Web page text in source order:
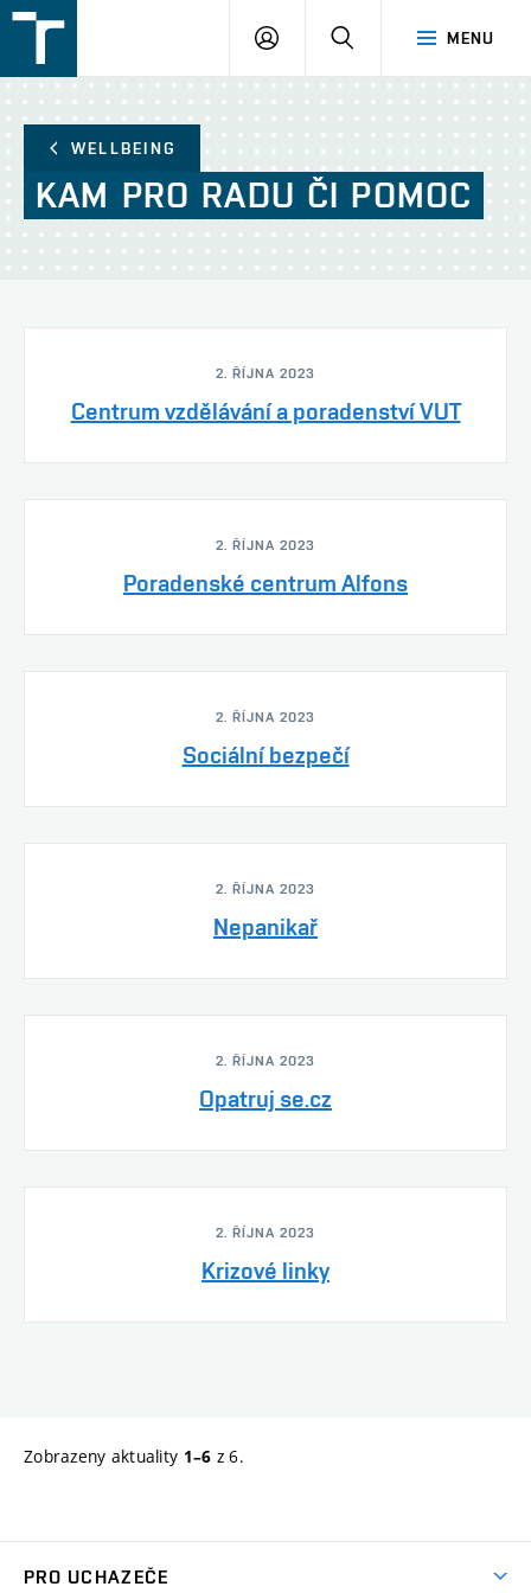
v
Brně
MENU
PŘIHLÁŠENÍ
WELLBEING
KAM PRO RADU ČI POMOC
2. ŘÍJNA 2023
Centrum vzdělávání a poradenství VUT
2. ŘÍJNA 2023
Poradenské centrum Alfons
2. ŘÍJNA 2023
Sociální bezpečí
2. ŘÍJNA 2023
Nepanikař
2. ŘÍJNA 2023
Opatruj se.cz
2. ŘÍJNA 2023
Krizové linky
Zobrazeny aktuality 1–6 z 6.
PRO UCHAZEČE